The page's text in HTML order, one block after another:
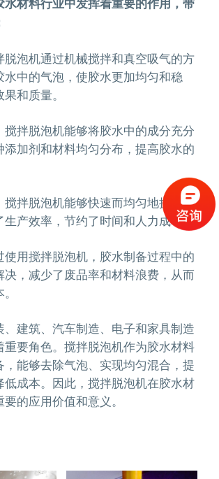
脱泡机通过机械搅拌和真空吸气的方
水中的气泡，使胶水更加均匀和稳
和质量。
搅拌脱泡机能够将胶水中的成分充分
添加剂和材料均匀分布，提高胶水的
搅拌脱泡机能够快速而均匀地搅拌胶
生产效率，节约了时间和人力成本。
使用搅拌脱泡机，胶水制备过程中的
决，减少了废品率和材料浪费，从而
、建筑、汽车制造、电子和家具制造
重要角色。搅拌脱泡机作为胶水材料
，能够去除气泡、实现均匀混合，提
低成本。因此，搅拌脱泡机在胶水材
的应用价值和意义。